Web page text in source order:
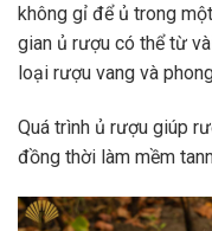
không gỉ để ủ trong
gian ủ rượu có thể từ
loại rượu vang và
Quá trình ủ rượu giúp
đồng thời làm mềm